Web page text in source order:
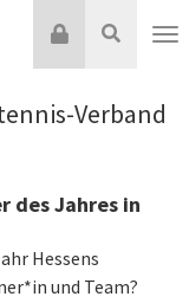
Suche
Login
Verband
des Jahres in
Hessens
und Team?